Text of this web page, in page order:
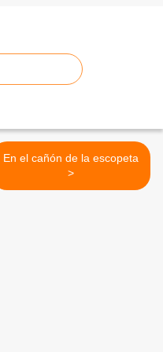
En el cañón de la escopeta
>